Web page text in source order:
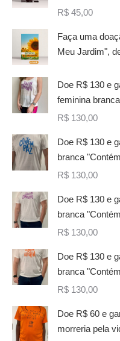
R$ 45,00
Faça uma
Meu Jardim",
Doe R$ 130 e
feminina
R$ 130,00
Doe R$ 130 e
branca
R$ 130,00
Doe R$ 130 e
branca
R$ 130,00
Doe R$ 130 e
branca
R$ 130,00
Doe R$ 60 e
morreria pela